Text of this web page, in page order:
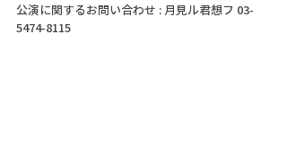
公演に関するお問い合わせ : 月見ル君想フ 03-
5474-8115